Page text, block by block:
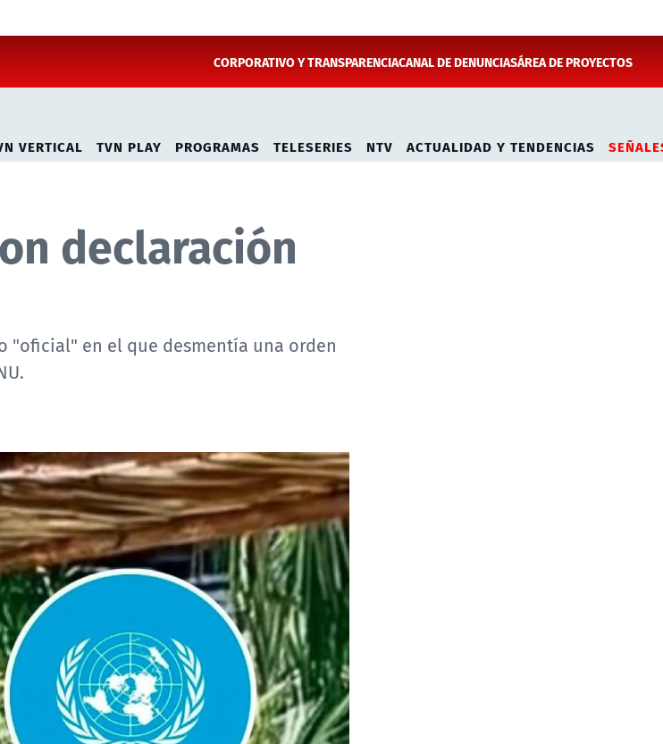
CORPORATIVO Y TRANSPARENCIACANAL DE DENUNCIASÁREA DE PROYECTOS
VERTICAL TVN PLAY PROGRAMAS TELESERIES NTV ACTUALIDAD Y TENDENCIAS
declaración
"oficial" en el que desmentía una orden